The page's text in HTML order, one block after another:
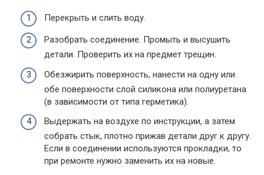
Перекрыть и слить воду.
Разобрать соединение. Промыть и высушить
детали. Проверить их на предмет трещин.
Обезжирить поверхность, нанести на одну или
обе поверхности слой силикона или полиуретана
(в зависимости от типа герметика).
Выдержать на воздухе по инструкции, а затем
собрать стык, плотно прижав детали друг к другу.
Если в соединении используются прокладки, то
при ремонте нужно заменить их на новые.